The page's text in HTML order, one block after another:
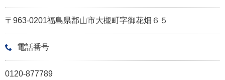
〒963-0201福島県郡山市大槻町字御花畑６５
電話番号
0120-877789